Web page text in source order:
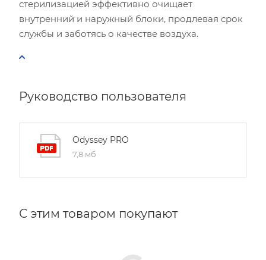
стерилизацией эффективно очищает
внутренний и наружный блоки, продлевая срок
службы и заботясь о качестве воздуха.
Руководство пользователя
Odyssey PRO
7,8 мб
С этим товаром покупают